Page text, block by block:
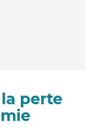
perte